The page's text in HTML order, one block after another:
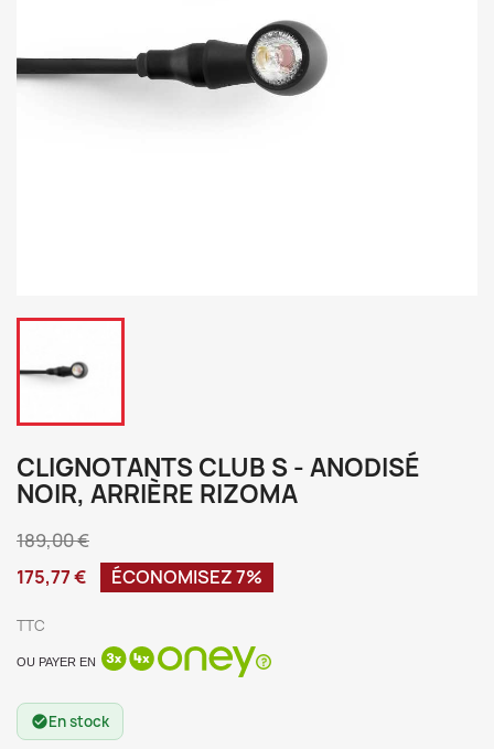
CLIGNOTANTS CLUB S - ANODISÉ
NOIR, ARRIÈRE RIZOMA
189,00 €
175,77 €
ÉCONOMISEZ 7%
TTC
OU PAYER EN
check_circleEn stock